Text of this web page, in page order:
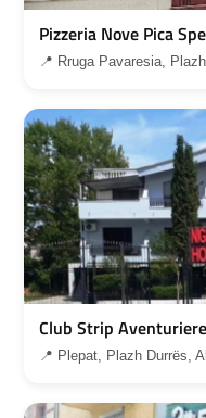
Pizzeria Nove Pica
📍 Rruga Pavaresia,
Club Strip
📍 Plepat, Plazh Durrës,